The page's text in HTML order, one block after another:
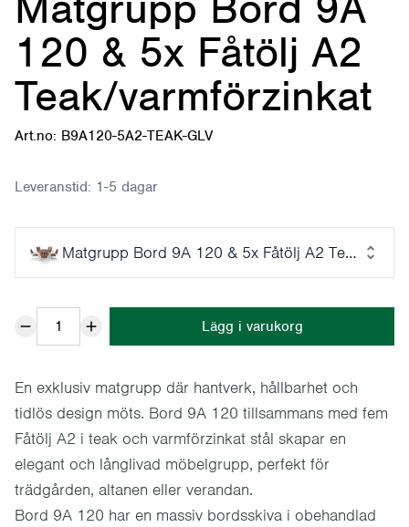
120 & 5x Fåtölj A2
Teak/varmförzinkat
Art.no: B9A120-5A2-TEAK-GLV
Leveranstid: 1-5 dagar
Matgrupp Bord 9A 120 & 5x Fåtölj A2 Teak/
Lägg i varukorg
En exklusiv matgrupp där hantverk, hållbarhet och
tidlös design möts. Bord 9A 120 tillsammans med fem
Fåtölj A2 i teak och varmförzinkat stål skapar en
elegant och långlivad möbelgrupp, perfekt för
trädgården, altanen eller verandan.
Bord 9A 120 har en massiv bordsskiva i obehandlad